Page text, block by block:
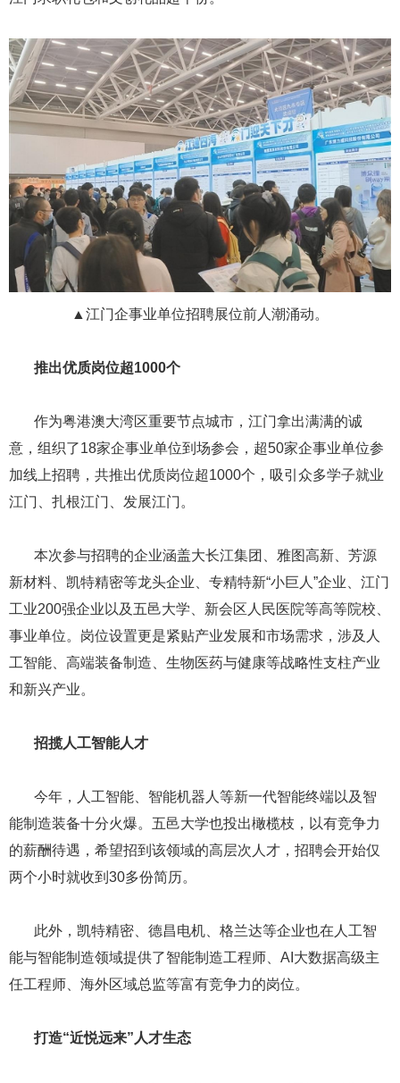
▲江门企事业单位招聘展位前人潮涌动。
推出优质岗位超1000个
作为粤港澳大湾区重要节点城市，江门拿出满满的诚
意，组织了18家企事业单位到场参会，超50家企事业单位参
加线上招聘，共推出优质岗位超1000个，吸引众多学子就业
江门、扎根江门、发展江门。
本次参与招聘的企业涵盖大长江集团、雅图高新、芳源
新材料、凯特精密等龙头企业、专精特新“小巨人”企业、江门
工业200强企业以及五邑大学、新会区人民医院等高等院校、
事业单位。岗位设置更是紧贴产业发展和市场需求，涉及人
工智能、高端装备制造、生物医药与健康等战略性支柱产业
和新兴产业。
招揽人工智能人才
今年，人工智能、智能机器人等新一代智能终端以及智
能制造装备十分火爆。五邑大学也投出橄榄枝，以有竞争力
的薪酬待遇，希望招到该领域的高层次人才，招聘会开始仅
两个小时就收到30多份简历。
此外，凯特精密、德昌电机、格兰达等企业也在人工智
能与智能制造领域提供了智能制造工程师、AI大数据高级主
任工程师、海外区域总监等富有竞争力的岗位。
​​​​​​​打造“近悦远来”人才生态